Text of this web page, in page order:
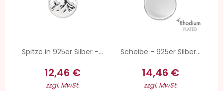
Spitze in 925er Silber -...
12,46 €
zzgl. MwSt.
Scheibe - 925er Silber...
14,46 €
zzgl. MwSt.